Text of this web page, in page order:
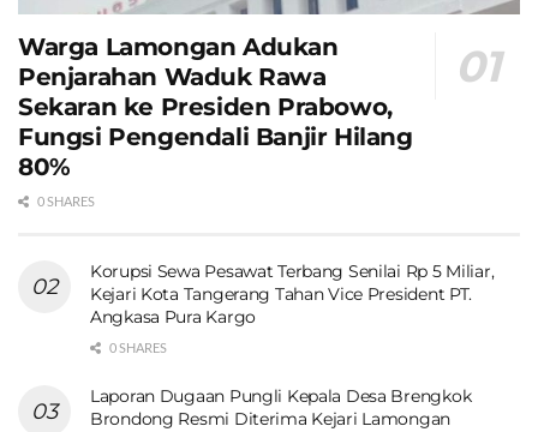
Warga Lamongan Adukan
Penjarahan Waduk Rawa
Sekaran ke Presiden Prabowo,
Fungsi Pengendali Banjir Hilang
80%
0 SHARES
Korupsi Sewa Pesawat Terbang Senilai Rp 5 Miliar,
Kejari Kota Tangerang Tahan Vice President PT.
Angkasa Pura Kargo
0 SHARES
Laporan Dugaan Pungli Kepala Desa Brengkok
Brondong Resmi Diterima Kejari Lamongan